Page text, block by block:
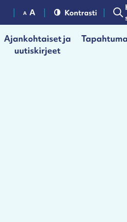
Kontrasti
Ajankohtaiset ja
uutiskirjeet